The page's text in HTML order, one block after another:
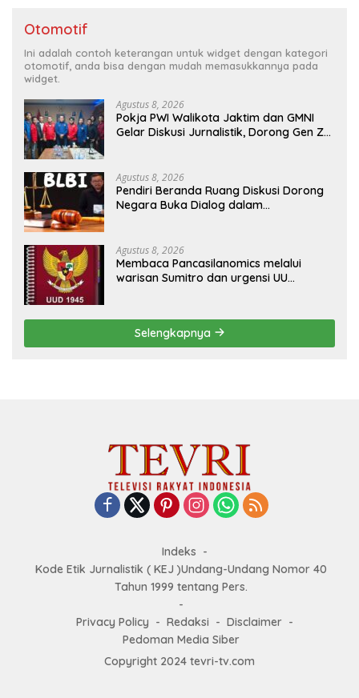
Otomotif
Ini adalah contoh keterangan untuk widget dengan kategori
otomotif, anda bisa dengan mudah memasukkannya pada
widget.
Agustus 8, 2026
Pokja PWI Walikota Jaktim dan GMNI
Gelar Diskusi Jurnalistik, Dorong Gen Z
Agustus 8, 2026
Pendiri Beranda Ruang Diskusi Dorong
Negara Buka Dialog dalam
Agustus 8, 2026
Membaca Pancasilanomics melalui
warisan Sumitro dan urgensi UU
Selengkapnya
Indeks
Kode Etik Jurnalistik ( KEJ )Undang-Undang Nomor 40
Tahun 1999 tentang Pers.
Privacy Policy Redaksi
Disclaimer
Pedoman Media Siber
Copyright 2024 tevri-tv.com